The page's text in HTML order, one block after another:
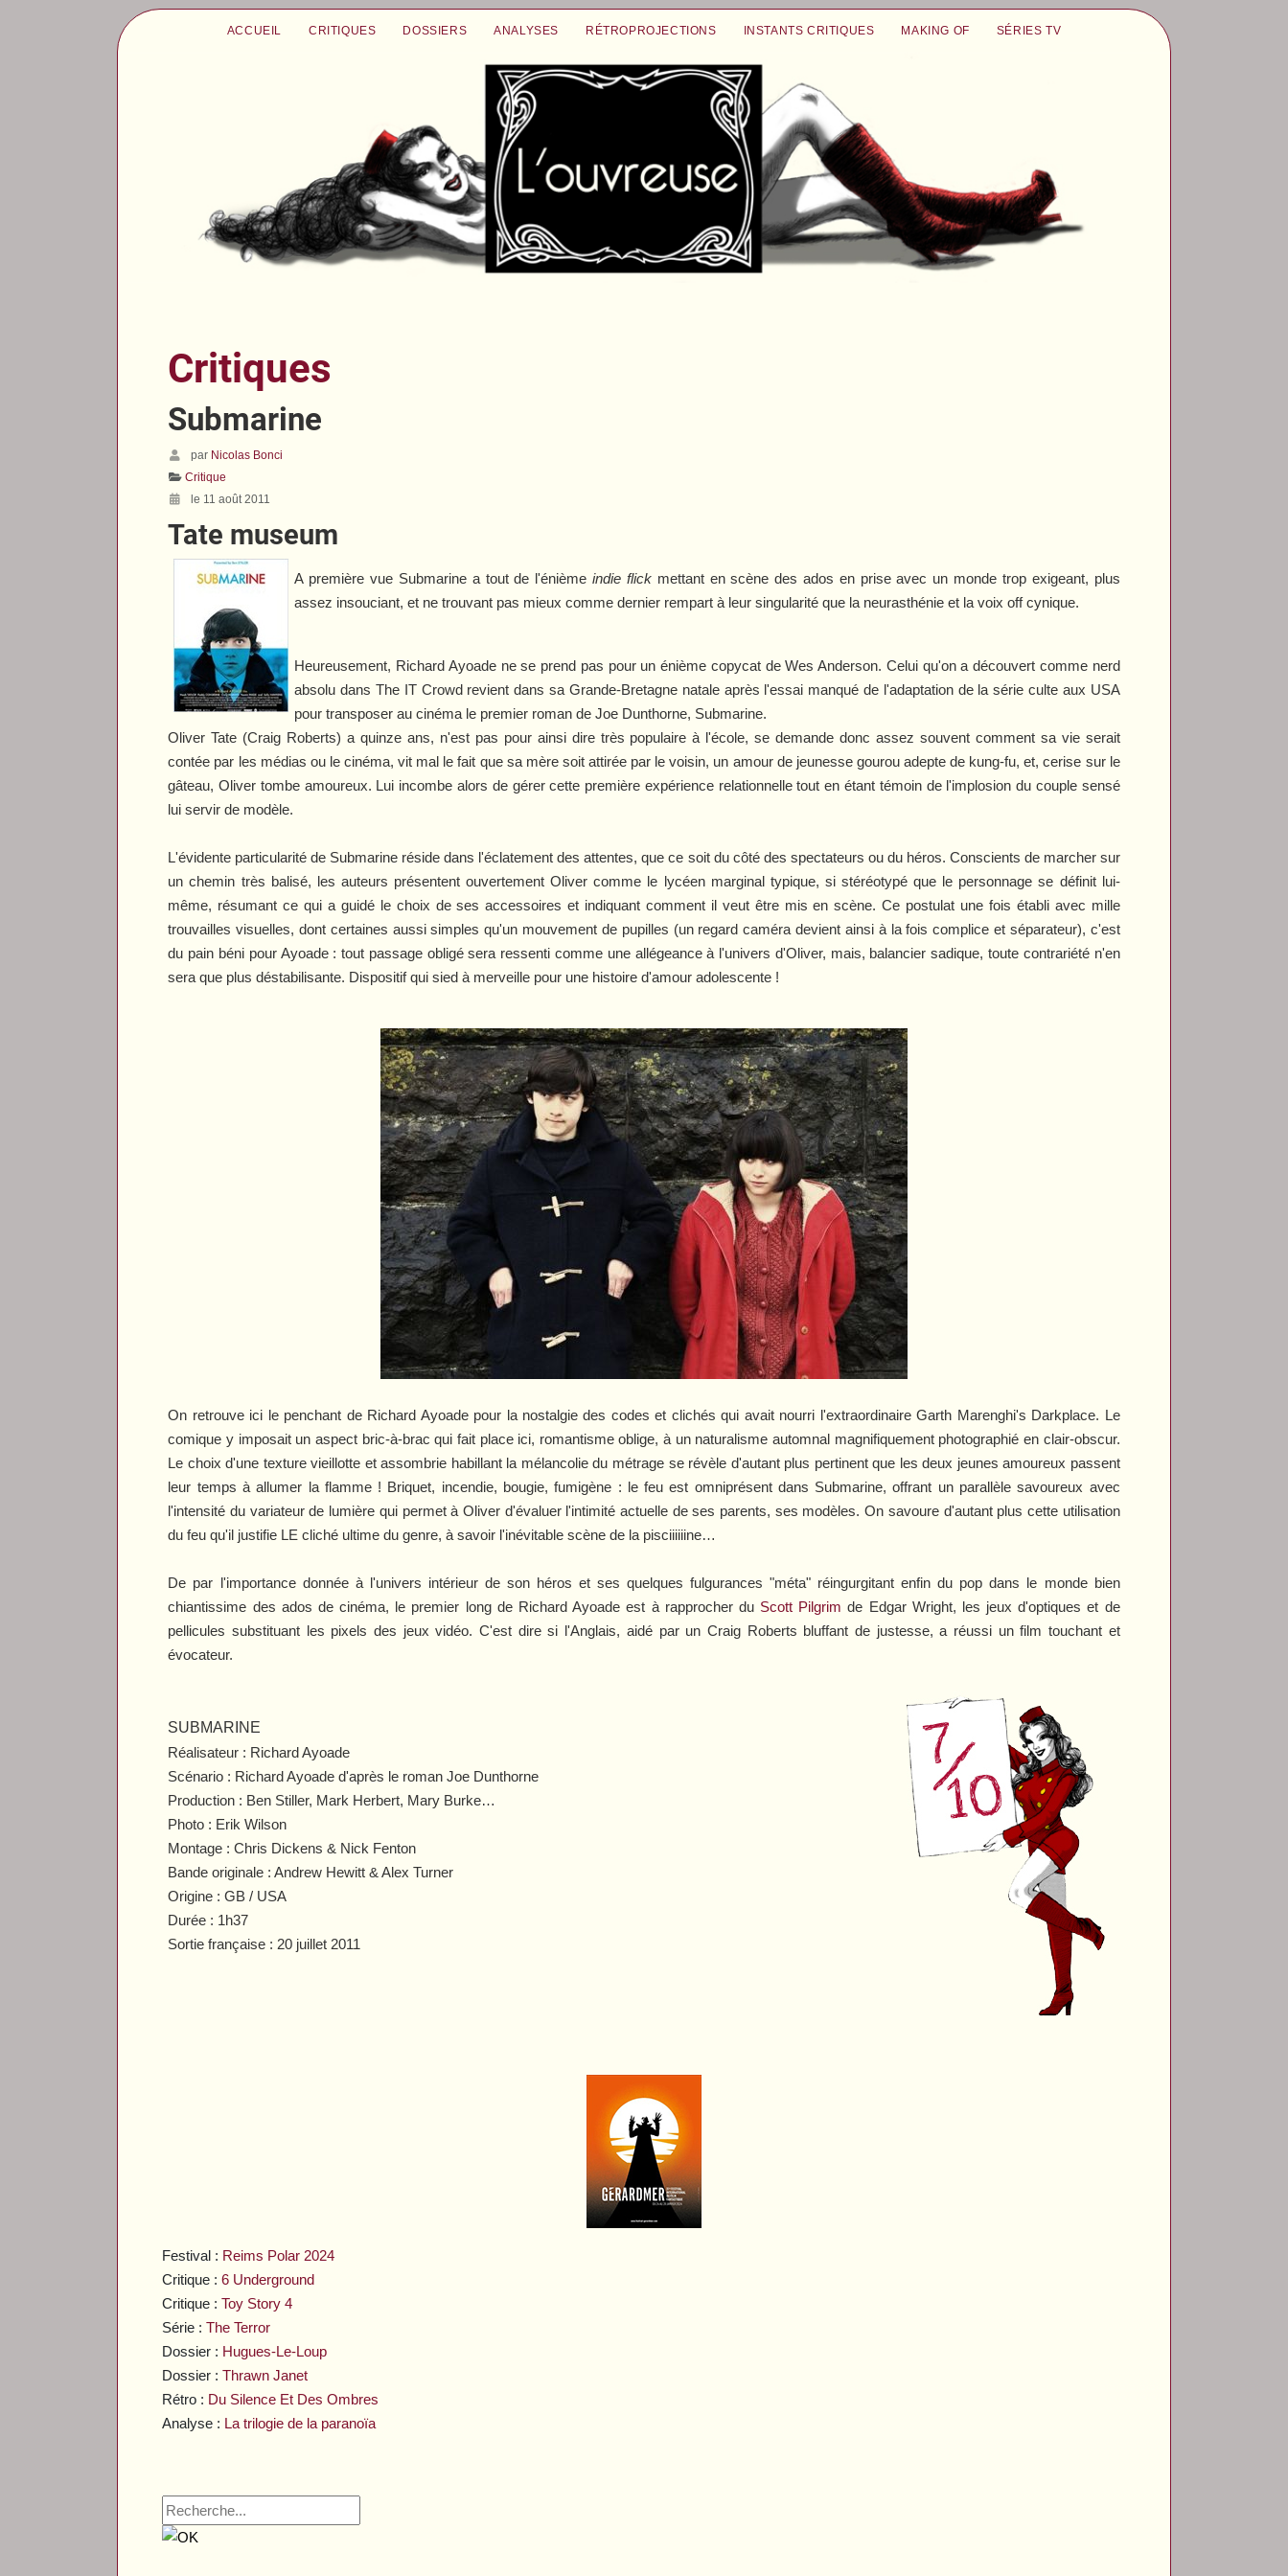
ACCUEIL CRITIQUES DOSSIERS ANALYSES RÉTROPROJECTIONS INSTANTS CRITIQUES MAKING OF SÉRIES TV
Festival : Reims Polar 2024
Critique :6 Underground
Critique :Toy Story 4
Série :The Terror
Dossier : Hugues-Le-Loup
Dossier :Thrawn Janet
Rétro : Du Silence Et Des Ombres
Analyse : La trilogie de la paranoïa
Critiques
Submarine
par Nicolas Bonci
Critique
le 11 août 2011
Tate museum
A première vue Submarinea tout de l'énièmeindie flickmettant en scène des ados en prise avec un monde trop exigeant, plus
assez insouciant, et ne trouvant pas mieux comme dernier rempart à leur singularité que la neurasthénie et la voix off cynique.
Heureusement, Richard Ayoade ne se prend pas pour un énième copycat de Wes Anderson. Celui qu'on a découvert comme nerd
absolu dansThe IT Crowdrevient dans sa Grande-Bretagne natale après l'essai manqué de l'adaptation de la série culte aux USA
pour transposer au cinéma le premier roman de Joe Dunthorne, Submarine.
Oliver Tate (Craig Roberts) a quinze ans, n'est pas pour ainsi dire très populaire à l'école, se demande donc assez souvent comment sa vie serait
contée par les médias ou le cinéma, vit mal le fait que sa mère soit attirée par le voisin, un amour de jeunesse gourou adepte de kung-fu, et, cerise sur le
gâteau, Oliver tombe amoureux. Lui incombe alors de gérer cette première expérience relationnelle tout en étant témoin de l'implosion du couple sensé
lui servir de modèle.
L'évidente particularité de Submarine réside dans l'éclatement des attentes, que ce soit du côté des spectateurs ou du héros. Conscients de marcher sur
un chemin très balisé, les auteurs présentent ouvertement Oliver comme le lycéen marginal typique, si stéréotypé que le personnage se définit lui-
même, résumant ce qui a guidé le choix de ses accessoires et indiquant comment il veut être mis en scène. Ce postulat une fois établi avec mille
trouvailles visuelles, dont certaines aussi simples qu'un mouvement de pupilles (un regard caméra devient ainsi à la fois complice et séparateur), c'est
du pain béni pour Ayoade : tout passage obligé sera ressenti comme une allégeance à l'univers d'Oliver, mais, balancier sadique, toute contrariété n'en
sera que plus déstabilisante. Dispositif qui sied à merveille pour une histoire d'amour adolescente !
On retrouve ici le penchant de Richard Ayoade pour la nostalgie des codes et clichés qui avait nourri l'extraordinaireGarth Marenghi's Darkplace. Le
comique y imposait un aspect bric-à-brac qui fait place ici, romantisme oblige, à un naturalisme automnal magnifiquement photographié en clair-obscur.
Le choix d'une texture vieillotte et assombrie habillant la mélancolie du métrage se révèle d'autant plus pertinent que les deux jeunes amoureux passent
leur temps à allumer la flamme ! Briquet, incendie, bougie, fumigène : le feu est omniprésent dans Submarine, offrant un parallèle savoureux avec
l'intensité du variateur de lumière qui permet à Oliver d'évaluer l'intimité actuelle de ses parents, ses modèles. On savoure d'autant plus cette utilisation
du feu qu'il justifie LE cliché ultime du genre, à savoir l'inévitable scène de la pisciiiiiine…
De par l'importance donnée à l'univers intérieur de son héros et ses quelques fulgurances "méta" réingurgitant enfin du pop dans le monde bien
chiantissime des ados de cinéma, le premier long de Richard Ayoade est à rapprocher du Scott Pilgrim de Edgar Wright, les jeux d'optiques et de
pellicules substituant les pixels des jeux vidéo. C'est dire si l'Anglais, aidé par un Craig Roberts bluffant de justesse, a réussi un film touchant et
évocateur.
SUBMARINE
Réalisateur : Richard Ayoade
Scénario : Richard Ayoade d'après le roman Joe Dunthorne
Production : Ben Stiller, Mark Herbert, Mary Burke…
Photo : Erik Wilson
Montage : Chris Dickens & Nick Fenton
Bande originale : Andrew Hewitt & Alex Turner
Origine : GB / USA
Durée : 1h37
Sortie française : 20 juillet 2011